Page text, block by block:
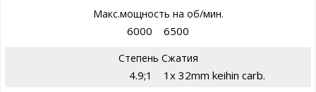
Макс.мощность на об/мин.
6000 6500
Степень Сжатия
4.9;1 1x 32mm keihin carb.